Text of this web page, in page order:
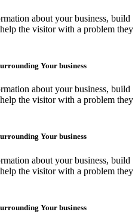
about your business, build
the visitor with a problem they
Your business
about your business, build
the visitor with a problem they
Your business
about your business, build
the visitor with a problem they
Your business